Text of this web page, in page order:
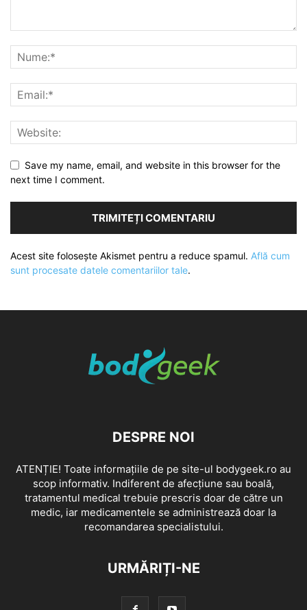
Save my name, email, and website in this browser for the
next time I comment.
Acest site folosește Akismet pentru a reduce spamul. Află cum
sunt procesate datele comentariilor tale.
DESPRE NOI
ATENȚIE! Toate informațiile de pe site-ul bodygeek.ro au
scop informativ. Indiferent de afecțiune sau boală,
tratamentul medical trebuie prescris doar de către un
medic, iar medicamentele se administrează doar la
recomandarea specialistului.
URMĂRIȚI-NE